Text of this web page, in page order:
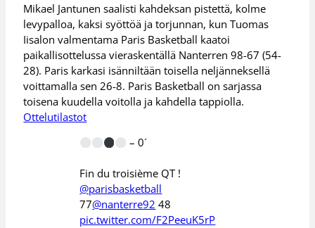
Mikael Jantunen saalisti kahdeksan pistettä, kolme
levypalloa, kaksi syöttöä ja torjunnan, kun Tuomas
Iisalon valmentama Paris Basketball kaatoi
paikallisottelussa vieraskentällä Nanterren 98-67 (54-
28). Paris karkasi isänniltään toisella neljänneksellä
voittamalla sen 26-8. Paris Basketball on sarjassa
toisena kuudella voitolla ja kahdella tappiolla.
Ottelutilastot
– 0´
Fin du troisième QT !
@parisbasketball
77@nanterre92 48
pic.twitter.com/F2PeeuK5rP